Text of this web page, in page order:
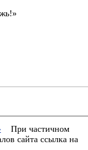
При частичном
сайта ссылка на